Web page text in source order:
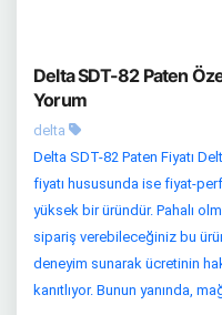
Delta SDT-82 Paten
Yorum
delta
Delta SDT-82 Paten Fiyatı
fiyatı hususunda ise fiyat-
yüksek bir üründür. Pahalı
sipariş verebileceğiniz bu
deneyim sunarak ücretinin
kanıtlıyor. Bunun yanında,